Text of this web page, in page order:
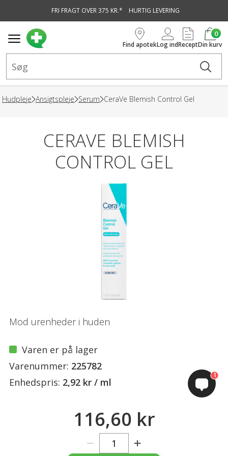
FRI FRAGT OVER 375 KR.* HURTIG LEVERING
Find apotekLog indRecept
0
Din kurv
Hudpleje Ansigtspleje Serum CeraVe Blemish Control Gel
CERAVE BLEMISH
CONTROL GEL
Mod urenheder i huden
Varen er på lager
Varenummer: 225782
Enhedspris: 2,92 kr / ml
116,60 kr
1